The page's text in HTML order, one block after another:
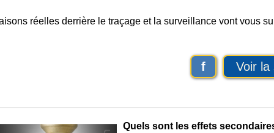
réelles derrière le traçage et la surveillance vont vous
f Voir la
Quels sont les effets